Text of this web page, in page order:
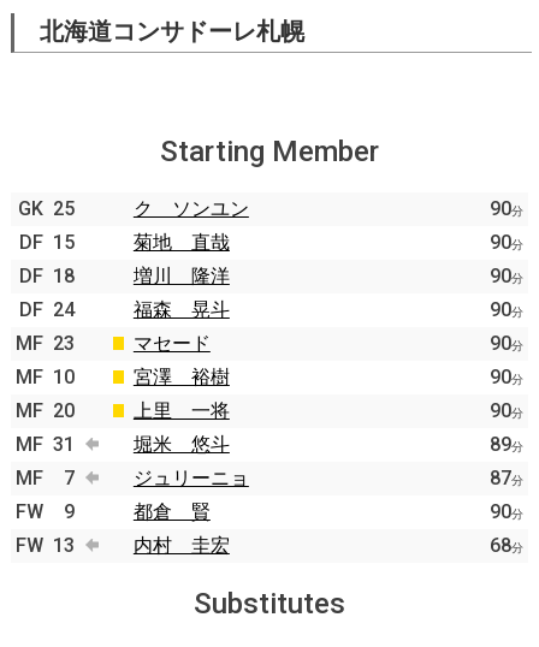
北海道コンサドーレ札幌
Starting Member
GK 25 ク ソンユン 90分
DF 15 菊地 直哉 90分
DF 18 増川 隆洋 90分
DF 24 福森 晃斗 90分
MF 23 マセード 90分
MF 10 宮澤 裕樹 90分
MF 20 上里 一将 90分
MF 31 堀米 悠斗 89分
MF 7 ジュリーニョ 87分
FW 9 都倉 賢 90分
FW 13 内村 圭宏 68分
Substitutes